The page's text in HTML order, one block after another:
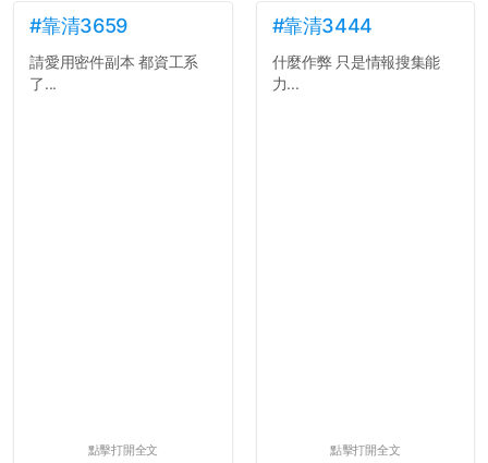
的聲明一樣正式，但至少在
用字上多加留意。有些語句
用說的可能會引人發笑或多
聽幾句，但寫成文字時只會
#靠清3659
請愛用密件副本 都資工系
了...
點擊打開全文
#靠清3444
什麼作弊 只是情報搜集能
力...
點擊打開全文